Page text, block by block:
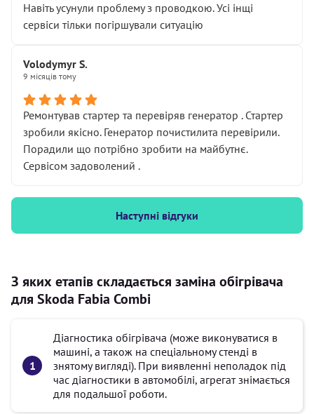
Навіть усунули проблему з проводкою. Усі інщі
сервіси тільки погіршували ситуацію
Volodymyr S.
9 місяців тому
Ремонтував стартер та перевіряв генератор . Стартер
зробили якісно. Генератор почистилита перевірили.
Порадили що потрібно зробити на майбутнє.
Сервісом задоволений .
Наступні відгуки
З яких етапів складається заміна обігрівача
для Skoda Fabia Combi
Діагностика обігрівача (може виконуватися в
машині, а також на спеціальному стенді в
знятому вигляді). При виявленні неполадок під
час діагностики в автомобілі, агрегат знімається
для подальшої роботи.